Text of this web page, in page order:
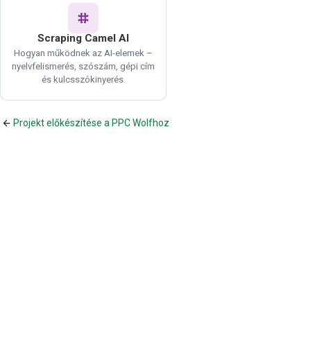
Scraping Camel AI
Hogyan működnek az AI-elemek –
nyelvfelismerés, szószám, gépi cím
és kulcsszókinyerés.
Projekt előkészítése a PPC Wolfhoz